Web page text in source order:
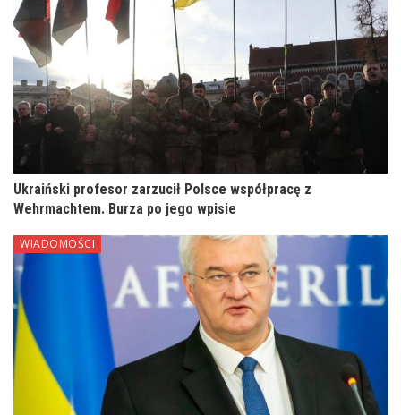
Ukraiński profesor zarzucił Polsce współpracę z
Wehrmachtem. Burza po jego wpisie
WIADOMOŚCI